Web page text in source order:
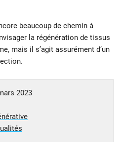
beaucoup de chemin à
la régénération de tissus
mais il s’agit assurément d’un
2023